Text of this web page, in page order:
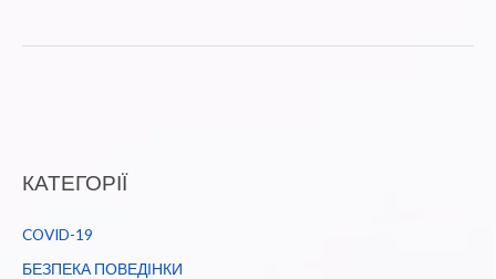
медичних
2025
КАТЕГОРІЇ
COVID-19
БЕЗПЕКА ПОВЕДІНКИ